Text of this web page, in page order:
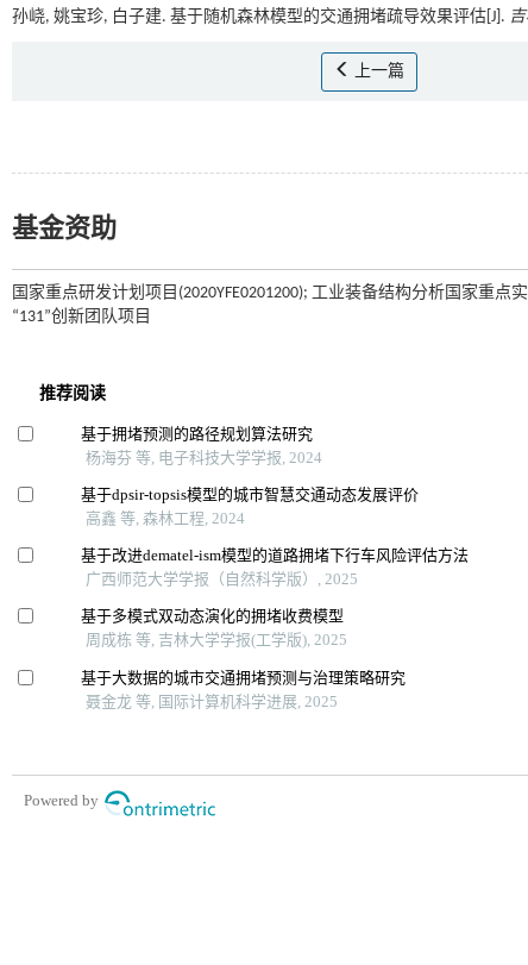
孙峣, 姚宝珍, 白子建. 基于随机森林模型的交通拥堵疏导效果评估[J].
上一篇
基金资助
国家重点研发计划项目(2020YFE0201200); 工业装备结构分析国家重点
“131”创新团队项目